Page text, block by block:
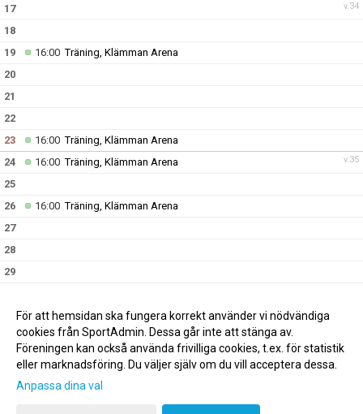
v.34
17
18
19
16:00Träning, Klämman Arena
20
21
22
23
16:00Träning, Klämman Arena
v.35
24 16:00Träning, Klämman Arena
25
26
16:00Träning, Klämman Arena
27
28
29
17:00
Föräldramöte, Klämman Arena stora konferensen
16:00Träning, Klämman Arena
Gå till Webbversion
För att hemsidan ska fungera korrekt använder vi nödvändiga
cookies från SportAdmin. Dessa går inte att stänga av.
Föreningen kan också använda frivilliga cookies, t.ex. för statistik
eller marknadsföring. Du väljer själv om du vill acceptera dessa.
Anpassa dina val